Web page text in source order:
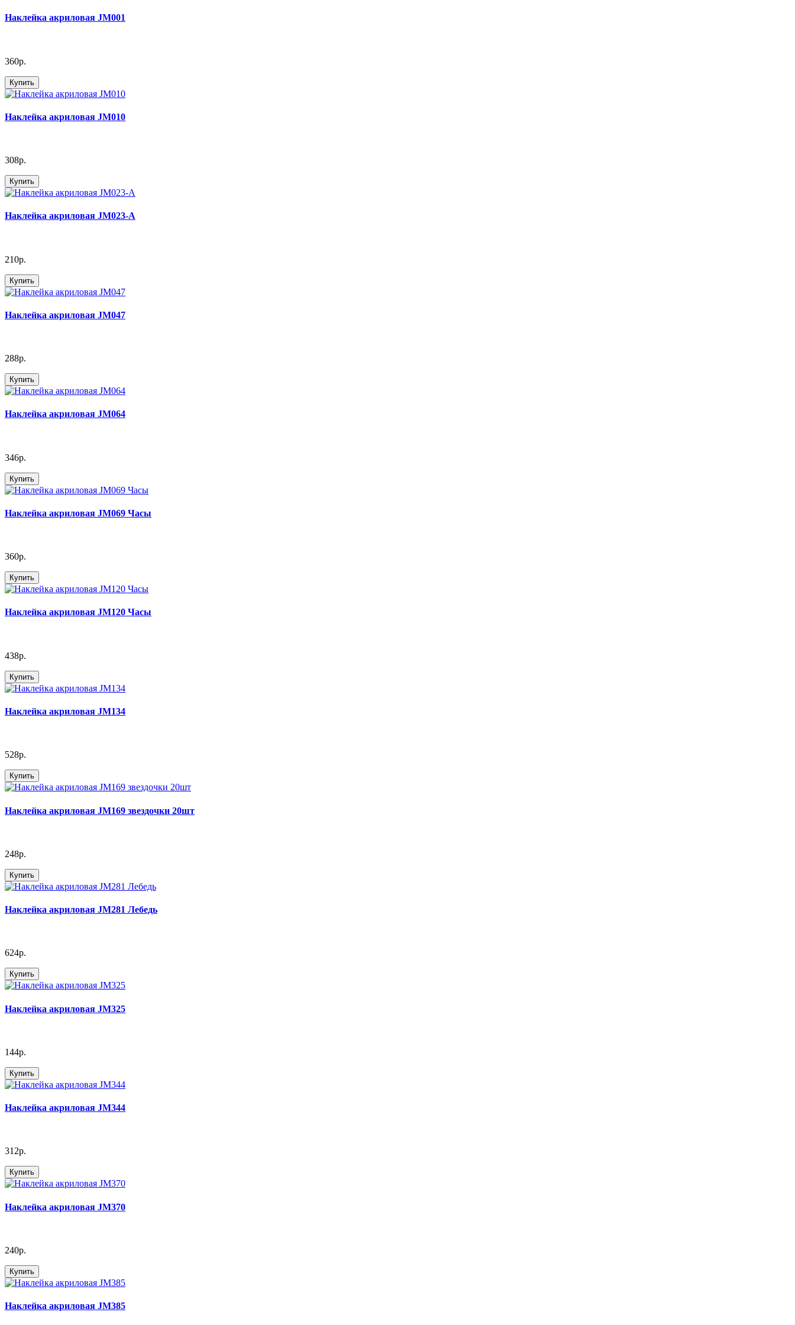
Наклейка акриловая JM001
360р.
Купить
Наклейка акриловая JM010
308р.
Купить
Наклейка акриловая JM023-А
210р.
Купить
Наклейка акриловая JM047
288р.
Купить
Наклейка акриловая JM064
346р.
Купить
Наклейка акриловая JM069 Часы
360р.
Купить
Наклейка акриловая JM120 Часы
438р.
Купить
Наклейка акриловая JM134
528р.
Купить
Наклейка акриловая JM169 звездочки 20шт
248р.
Купить
Наклейка акриловая JM281 Лебедь
624р.
Купить
Наклейка акриловая JM325
144р.
Купить
Наклейка акриловая JM344
312р.
Купить
Наклейка акриловая JM370
240р.
Купить
Наклейка акриловая JM385